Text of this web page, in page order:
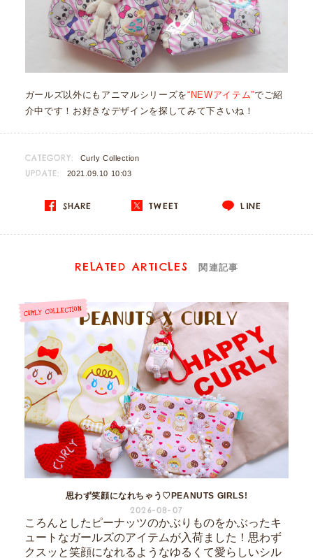
ガールズ以外にもアニマルシリーズを“NEWアイテム”でご紹
介中です！お好きなデザインを探してみて下さいね！
CATEGORY: Curly Collection
UPDATE: 2021.09.10 10:03
SHARE TWEET LINE
RELATED ARTICLES 関連記事
思わず笑顔になれちゃう♡PEANUTS GIRLS!
2026-08-07
ころんとしたピーナッツのかぶりものをかぶったキ
ュートなガールズのアイテムが入荷ました！思わず
クスッと笑顔になれるようなゆるくて愛らしいシル